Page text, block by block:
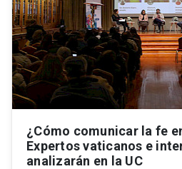
¿Cómo comunicar la fe
Expertos vaticanos e
analizarán en la UC